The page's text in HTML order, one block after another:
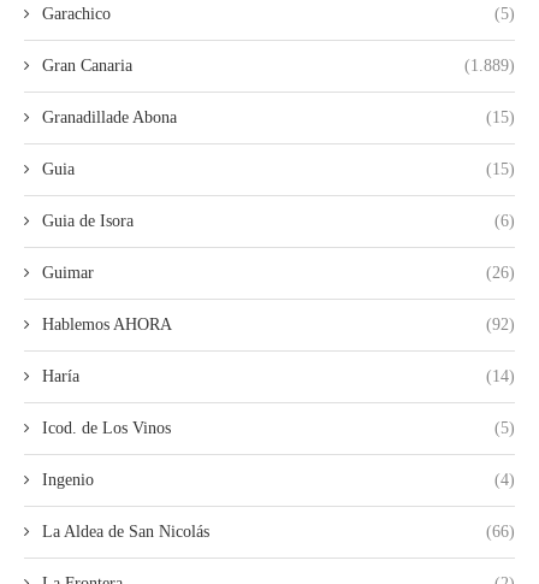
Garachico (5)
Gran Canaria (1.889)
Granadillade Abona (15)
Guia (15)
Guia de Isora (6)
Guimar (26)
Hablemos AHORA (92)
Haría (14)
Icod. de Los Vinos (5)
Ingenio (4)
La Aldea de San Nicolás (66)